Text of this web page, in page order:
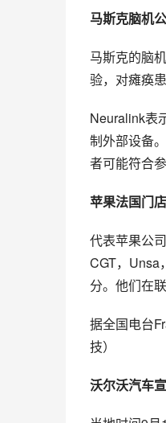
马斯克脑机
马斯克的脑
验，对瘫痪
Neuralink表
制外部设备
者可能符合
苹果法国门
代表苹果公
CGT，Unsa
分。他们在
据全国电台
技）
沃尔沃汽车